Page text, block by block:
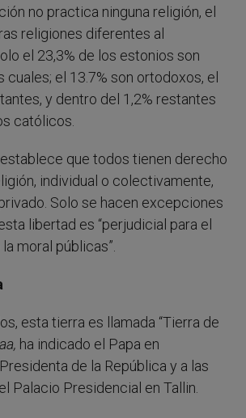
no practica ninguna religión, el
religiones diferentes al
el 23,3% de los estonios son
cuales; el 13.7% son ortodoxos, el
y dentro del 1,2% restantes
católicos.
que todos tienen derecho
individual o colectivamente,
Solo se hacen excepciones
libertad es “perjudicial para el
moral públicas”.
esta tierra es llamada “Tierra de
ha indicado el Papa en
de la República y a las
Palacio Presidencial en Tallin.